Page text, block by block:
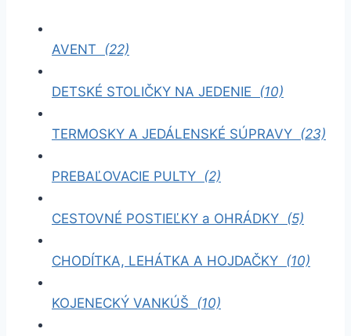
AVENT (22)
DETSKÉ STOLIČKY NA JEDENIE (10)
TERMOSKY A JEDÁLENSKÉ SÚPRAVY (23)
PREBAĽOVACIE PULTY (2)
CESTOVNÉ POSTIEĽKY a OHRÁDKY (5)
CHODÍTKA, LEHÁTKA A HOJDAČKY (10)
KOJENECKÝ VANKÚŠ (10)